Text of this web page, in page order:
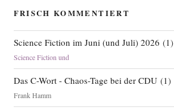
FRISCH KOMMENTIERT
Science Fiction im Juni (und Juli) 2026 (1)
Science Fiction und
Das C-Wort - Chaos-Tage bei der CDU(1)
Frank Hamm